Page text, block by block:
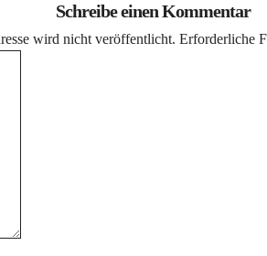
Schreibe einen Kommentar
wird nicht veröffentlicht. Erforderliche